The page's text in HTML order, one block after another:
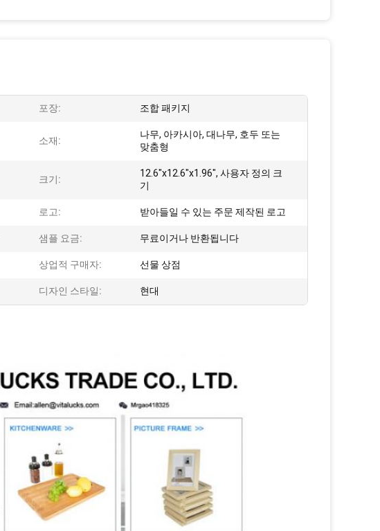
포장: 조합 패키지
소재:
나무, 아카시아, 대나무, 호두 또는
맞춤형
크기:
12.6"x12.6"x1.96", 사용자 정의 크
기
로고: 받아들일 수 있는 주문 제작된 로고
샘플 요금: 무료이거나 반환됩니다
상업적 구매자: 선물 상점
디자인 스타일: 현대